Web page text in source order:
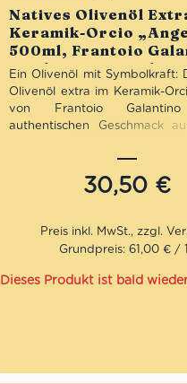
Natives Olivenöl
Keramik-Orcio
500ml, Frantoio
Feinkost aus Apulien
Bewertet
Ein Olivenöl mit Symbolkraft:
Olivenöl extra im Keramik-
von Frantoio
authentischen Geschmack
Keramikgefäß in Engelsform.
ausgewogen und
verarbeitet – optimal vor Licht
besonderes Geschenk, für
Anlässe oder für alle, die
möchten.
30,50 €
Grundpreis: 61,00 € /
Dieses Produkt ist bald